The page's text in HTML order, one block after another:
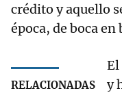
crédito y aquello
época, de boca en
RELACIONADAS
El
y